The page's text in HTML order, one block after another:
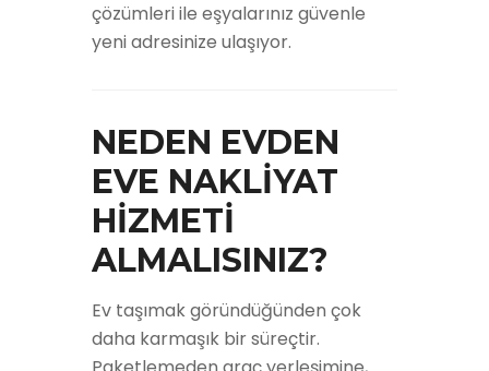
çözümleri ile eşyalarınız güvenle
yeni adresinize ulaşıyor.
NEDEN EVDEN
EVE NAKLİYAT
HİZMETİ
ALMALISINIZ?
Ev taşımak göründüğünden çok
daha karmaşık bir süreçtir.